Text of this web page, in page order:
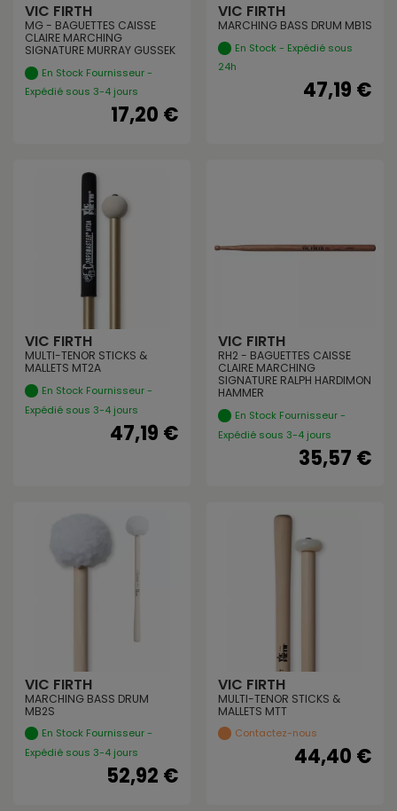
VIC FIRTH
MG - BAGUETTES CAISSE
CLAIRE MARCHING
SIGNATURE MURRAY GUSSEK
En Stock Fournisseur -
Expédié sous 3-4 jours
17,20 €
VIC FIRTH
MARCHING BASS DRUM MB1S
En Stock - Expédié sous
24h
47,19 €
VIC FIRTH
MULTI-TENOR STICKS &
MALLETS MT2A
En Stock Fournisseur -
Expédié sous 3-4 jours
47,19 €
VIC FIRTH
RH2 - BAGUETTES CAISSE
CLAIRE MARCHING
SIGNATURE RALPH HARDIMON
HAMMER
En Stock Fournisseur -
Expédié sous 3-4 jours
35,57 €
VIC FIRTH
MARCHING BASS DRUM
MB2S
En Stock Fournisseur -
Expédié sous 3-4 jours
52,92 €
VIC FIRTH
MULTI-TENOR STICKS &
MALLETS MTT
Contactez-nous
44,40 €